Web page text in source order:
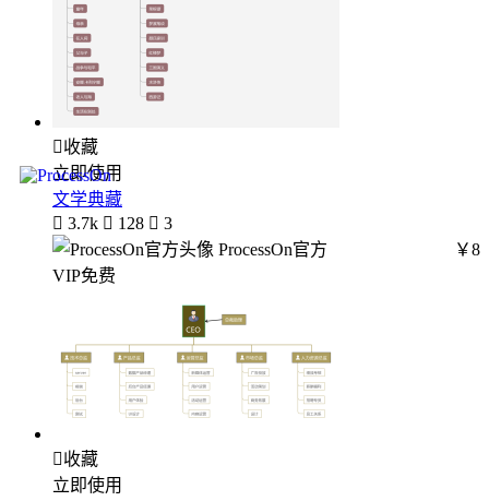
收藏
立即使用
文学典藏
 3.7k  128  3
ProcessOn官方
￥8
VIP免费
收藏
立即使用